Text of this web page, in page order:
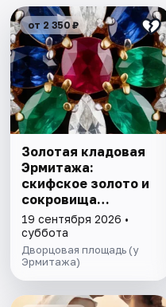
от 2 350 ₽
Золотая кладовая
Эрмитажа:
скифское золото и
сокровища
императорской
коллекции
19 сентября 2026 •
суббота
Дворцовая площадь (у
Эрмитажа)